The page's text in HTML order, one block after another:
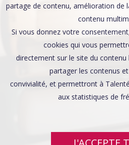
Affaires sensibles
partage de contenu, amélioration de
contenu
Si vous donnez votre
cookies qui vous
directement sur le site du contenu
partager les contenus
convivialité, et permettront à
aux statistiques de